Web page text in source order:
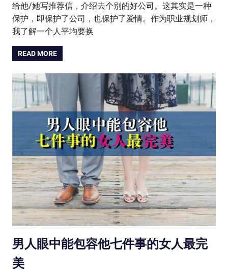
给他/她写推荐信，介绍去个别的好公司。这其实是一种
保护，即保护了公司，也保护了爱情。作为职业规划师，
我了解一个人平均要换
READ MORE
男人眼中能包容他七件事的女人最完
美